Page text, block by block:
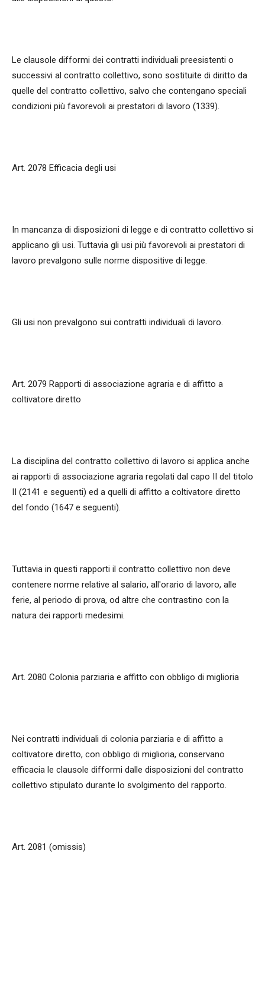
Le clausole difformi dei contratti individuali preesistenti o
successivi al contratto collettivo, sono sostituite di diritto da
quelle del contratto collettivo, salvo che contengano speciali
condizioni più favorevoli ai prestatori di lavoro (1339).
Art. 2078 Efficacia degli usi
In mancanza di disposizioni di legge e di contratto collettivo si
applicano gli usi. Tuttavia gli usi più favorevoli ai prestatori di
lavoro prevalgono sulle norme dispositive di legge.
Gli usi non prevalgono sui contratti individuali di lavoro.
Art. 2079 Rapporti di associazione agraria e di affitto a
coltivatore diretto
La disciplina del contratto collettivo di lavoro si applica anche
ai rapporti di associazione agraria regolati dal capo II del titolo
II (2141 e seguenti) ed a quelli di affitto a coltivatore diretto
del fondo (1647 e seguenti).
Tuttavia in questi rapporti il contratto collettivo non deve
contenere norme relative al salario, all'orario di lavoro, alle
ferie, al periodo di prova, od altre che contrastino con la
natura dei rapporti medesimi.
Art. 2080 Colonia parziaria e affitto con obbligo di miglioria
Nei contratti individuali di colonia parziaria e di affitto a
coltivatore diretto, con obbligo di miglioria, conservano
efficacia le clausole difformi dalle disposizioni del contratto
collettivo stipulato durante lo svolgimento del rapporto.
Art. 2081 (omissis)